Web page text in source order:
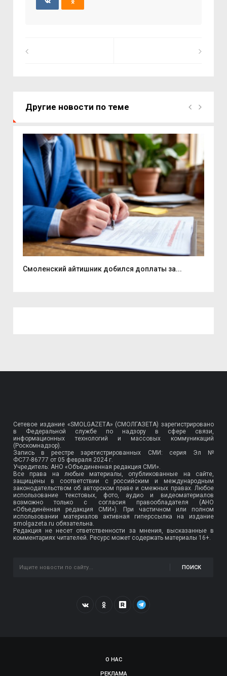
Другие новости по теме
Смоленский айтишник добился доплаты за...
Сетевое издание «SMOLGAZETA» (СМОЛГАЗЕТА) зарегистрировано
в Федеральной службе по надзору в сфере связи,
информационных технологий и массовых коммуникаций
(Роскомнадзор).
Запись в реестре зарегистрированных СМИ: серия Эл №
ФС77-86777 от 05 февраля 2024 г.
Учредитель: АНО «Объединенная редакция СМИ».
Все права на любые материалы, опубликованные на сайте,
защищены в соответствии с российским и международным
законодательством об авторском праве и смежных правах. Любое
использование текстовых, фото, аудио и видеоматериалов
возможно только с согласия правообладателя (АНО
«Объединённая редакция СМИ»). При частичном или полном
использовании материалов активная гиперссылка на издание
smolgazeta.ru обязательна.
Редакция не несет ответственности за мнения, высказанные в
комментариях читателей. Ресурс может содержать материалы 16+.
ПОИСК
О НАС
РЕКЛАМА